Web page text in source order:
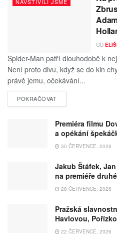
NAVŠTÍVILI JSME
OD
Spider-Man patří dlouhodobě k
Není proto divu, když se do kin
právě jemu, očekávání...
POKRAČOVAT
Premiéra filmu
a opékání
30 ČERVENCE, 2026
Jakub Štáfek,
na premiéře
28 ČERVENCE, 2026
Pražská
Havlovou,
22 ČERVENCE, 2026